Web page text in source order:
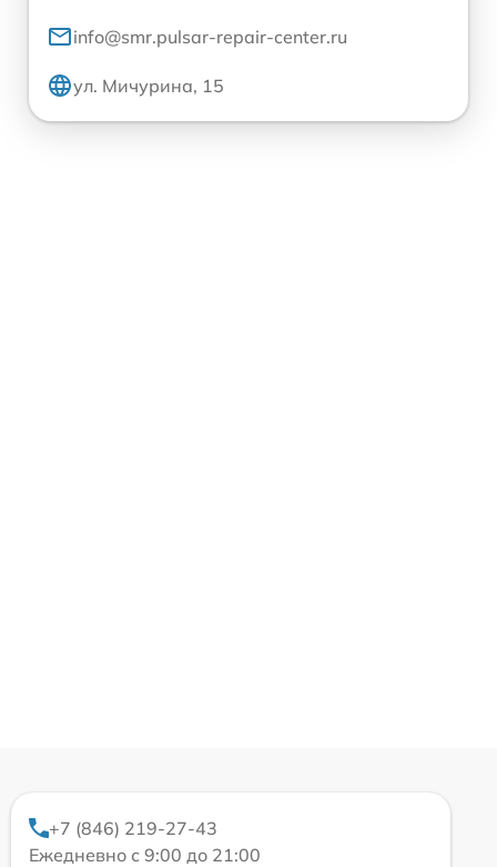
info@smr.pulsar-repair-center.ru
ул. Мичурина, 15
+7 (846) 219-27-43
Ежедневно с 9:00 до 21:00